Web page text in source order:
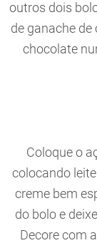
outros dois
de ganache de
chocolate
Coloque o
colocando
creme bem
do bolo e
Decore com